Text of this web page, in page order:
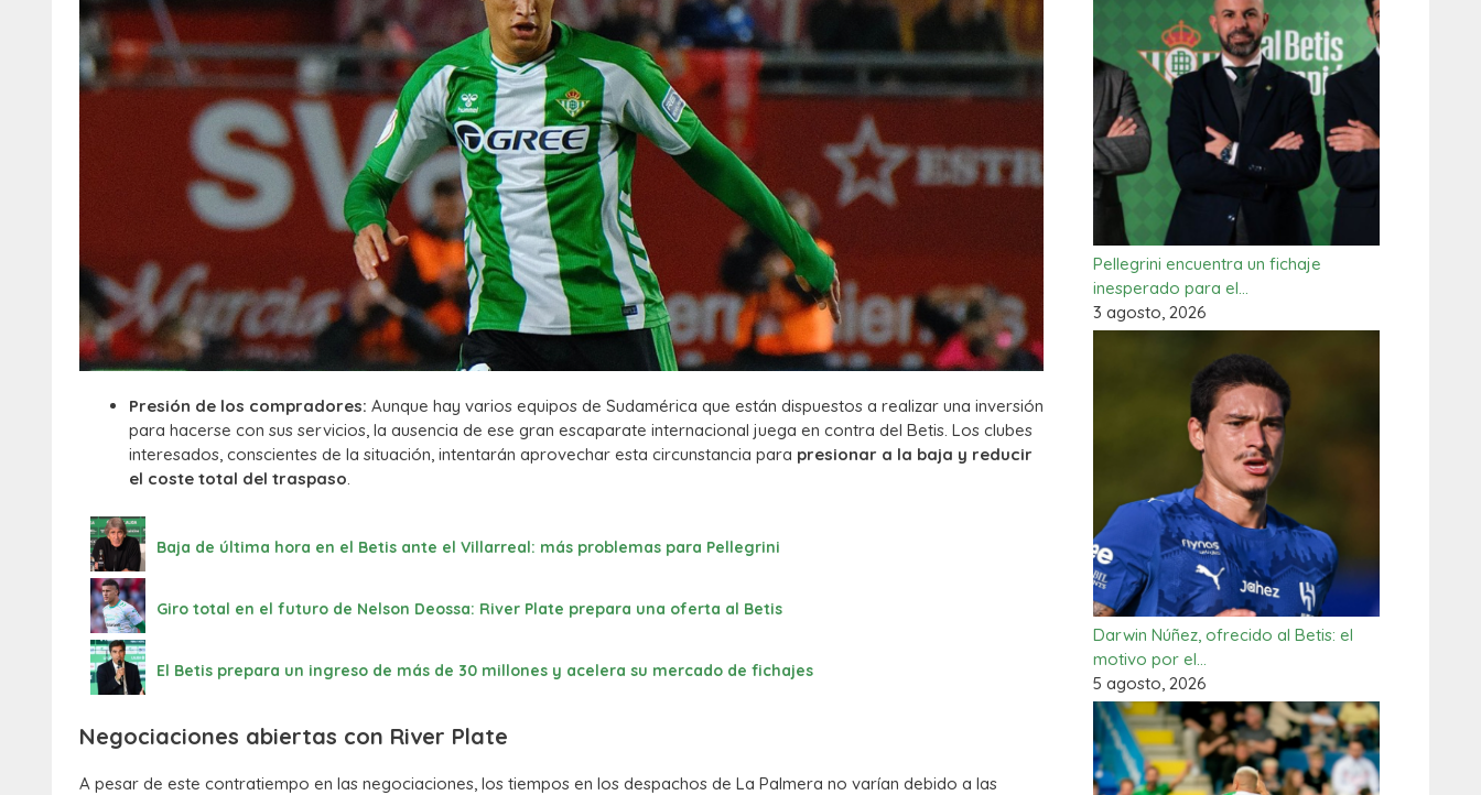
Presión de los compradores: Aunque hay varios equipos de Sudamérica que están dispuestos a realizar una inversión
para hacerse con sus servicios, la ausencia de ese gran escaparate internacional juega en contra del Betis. Los clubes
interesados, conscientes de la situación, intentarán aprovechar esta circunstancia para presionar a la baja y reducir
el coste total del traspaso.
Baja de última hora en el Betis ante el Villarreal: más problemas para Pellegrini
Giro total en el futuro de Nelson Deossa: River Plate prepara una oferta al Betis
El Betis prepara un ingreso de más de 30 millones y acelera su mercado de fichajes
Negociaciones abiertas con River Plate
A pesar de este contratiempo en las negociaciones, los tiempos en los despachos de La Palmera no varían debido a las
Pellegrini encuentra un fichaje
inesperado para el…
3 agosto, 2026
Darwin Núñez, ofrecido al Betis: el
motivo por el…
5 agosto, 2026